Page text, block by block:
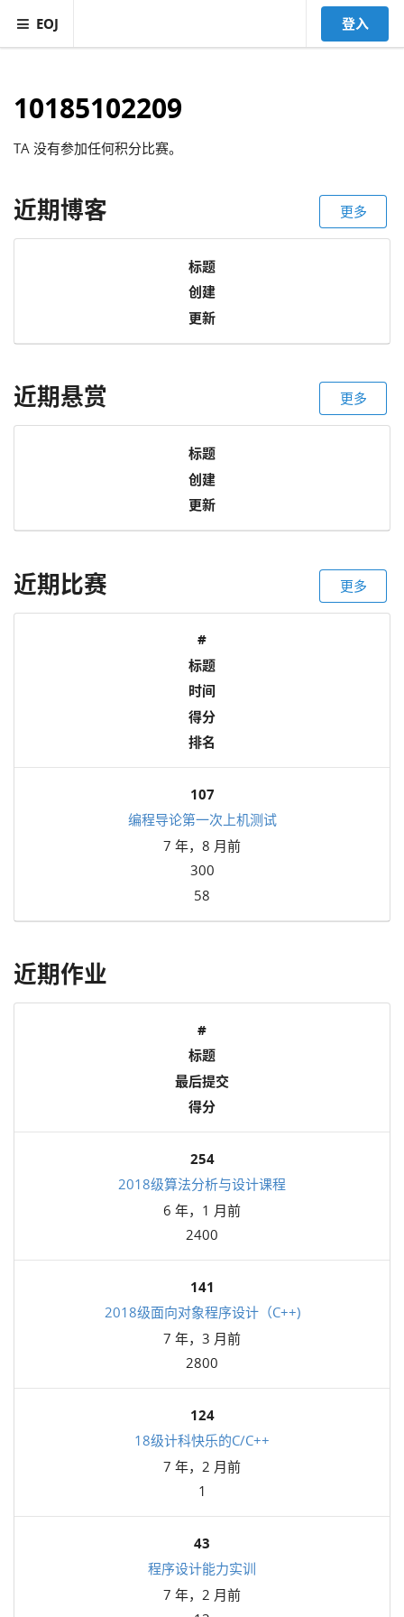
EOJ 登入
10185102209
TA 没有参加任何积分比赛。
近期博客 更多
标题
创建
更新
近期悬赏 更多
标题
创建
更新
近期比赛 更多
#
标题
时间
得分
排名
107
编程导论第一次上机测试
7 年，8 月前
300
58
近期作业
#
标题
最后提交
得分
254
2018级算法分析与设计课程
6 年，1 月前
2400
141
2018级面向对象程序设计（C++)
7 年，3 月前
2800
124
18级计科快乐的C/C++
7 年，2 月前
1
43
程序设计能力实训
7 年，2 月前